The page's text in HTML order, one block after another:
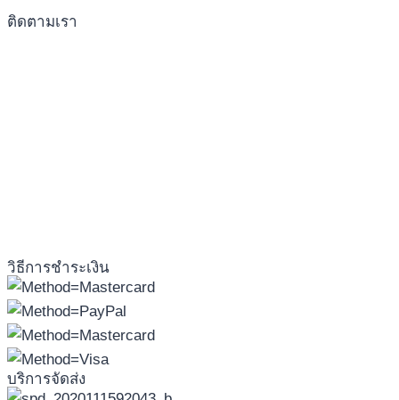
ติดตามเรา
วิธีการชำระเงิน
บริการจัดส่ง